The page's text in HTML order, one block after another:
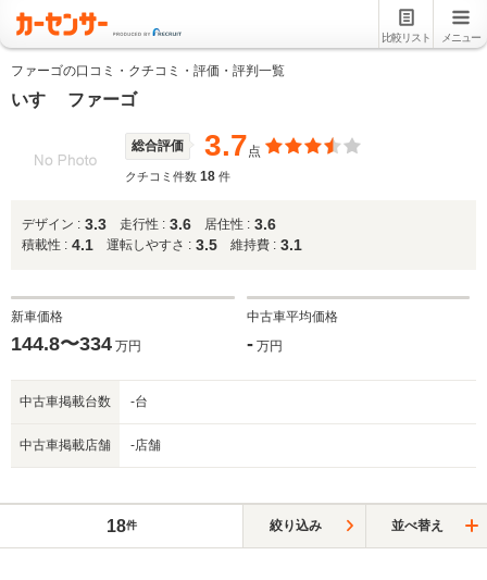
比較リスト メニュー
ファーゴの口コミ・クチコミ・評価・評判一覧
いすゞ ファーゴ
総合評価 3.7点
クチコミ件数 18 件
デザイン : 3.3 走行性 : 3.6 居住性 : 3.6
積載性 : 4.1 運転しやすさ : 3.5 維持費 : 3.1
新車価格
144.8〜334 万円
中古車平均価格
-万円
中古車掲載台数 -台
中古車掲載店舗 -店舗
18件 絞り込み 並べ替え